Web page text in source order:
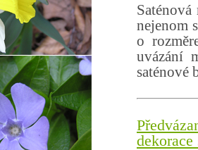
nejenom
o
uvázání
saténové